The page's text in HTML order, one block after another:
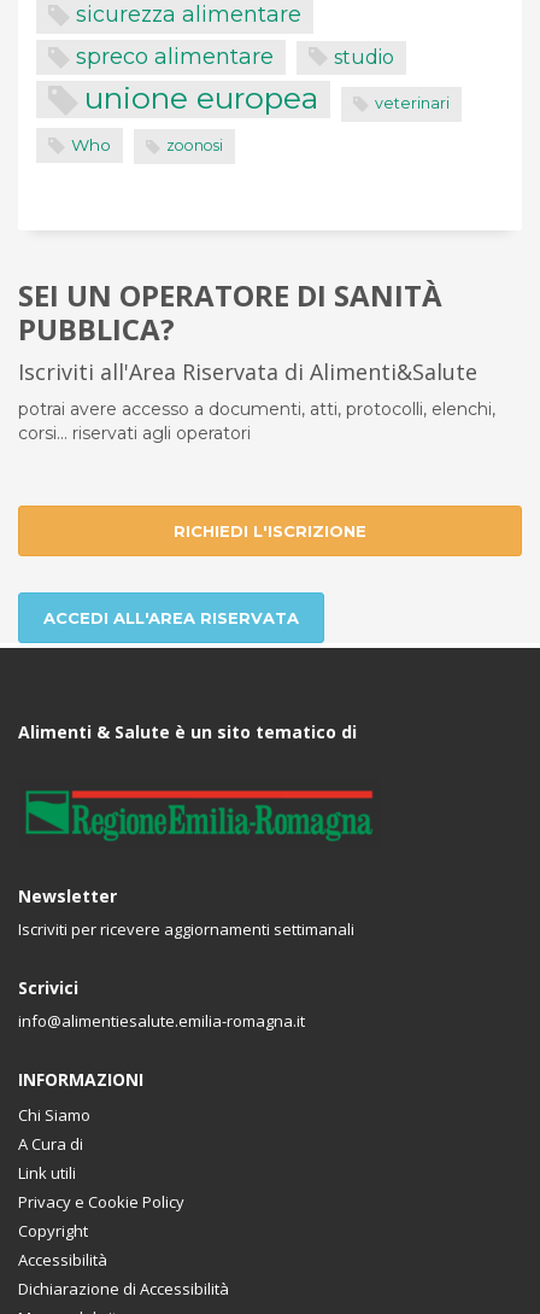
sicurezza alimentare
spreco alimentare studio
unione europea veterinari
Who zoonosi
SEI UN OPERATORE DI SANITÀ
PUBBLICA?
Iscriviti all'Area Riservata di Alimenti&Salute
potrai avere accesso a documenti, atti, protocolli, elenchi,
corsi... riservati agli operatori
RICHIEDI L'ISCRIZIONE
ACCEDI ALL'AREA RISERVATA
Alimenti & Salute è un sito tematico di
Newsletter
Iscriviti per ricevere aggiornamenti settimanali
Scrivici
info@alimentiesalute.emilia-romagna.it
INFORMAZIONI
Chi Siamo
A Cura di
Link utili
Privacy e Cookie Policy
Copyright
Accessibilità
Dichiarazione di Accessibilità